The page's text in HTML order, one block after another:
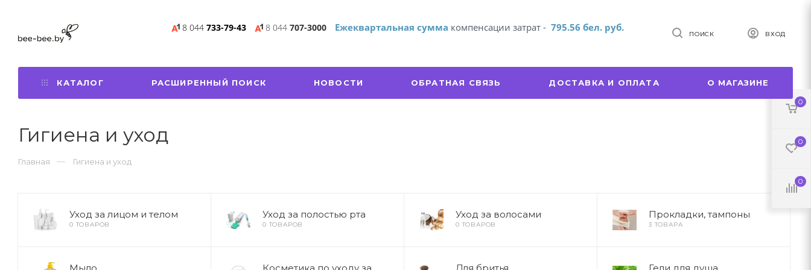
8 044 733-79-43 8 044 707-3000 Ежеквартальная сумма компенсации затрат- 795.56 бел. руб.
ПОИСК ВХОД
КАТАЛОГ РАСШИРЕННЫЙ ПОИСК НОВОСТИ ОБРАТНАЯ СВЯЗЬ ДОСТАВКА И ОПЛАТА О МАГАЗИНЕ
0
0
0
Гигиена и уход
Главная Гигиена и уход
Уход за лицом и телом
0 ТОВАРОВ
Уход за полостью рта
0 ТОВАРОВ
Уход за волосами
0 ТОВАРОВ
Прокладки, тампоны
3 ТОВАРА